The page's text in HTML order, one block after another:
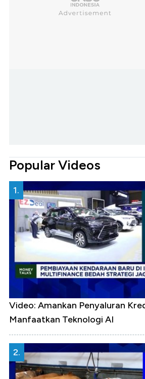
Popular Videos
1.
Video: Amankan Penyaluran
Manfaatkan Teknologi AI
2.